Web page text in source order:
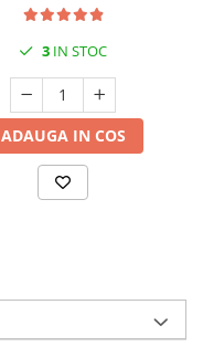
3 IN STOC
ADAUGA IN COS